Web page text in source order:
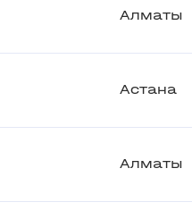
Алматы
Астана
Алматы